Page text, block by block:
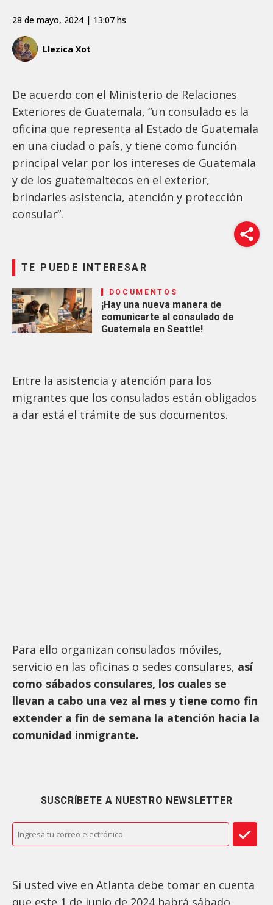
Llezica Xot
28 de mayo, 2024 | 13:07 hs
De acuerdo con el Ministerio de Relaciones
Exteriores de Guatemala, “un consulado es la
oficina que representa al Estado de Guatemala
en una ciudad o país, y tiene como función
principal velar por los intereses de Guatemala
y de los guatemaltecos en el exterior,
brindarles asistencia, atención y protección
consular”.
TE PUEDE INTERESAR
DOCUMENTOS
¡Hay una nueva manera de
comunicarte al consulado de
Guatemala en Seattle!
Entre la asistencia y atención para los
migrantes que los consulados están obligados
a dar está el trámite de sus documentos.
Para ello organizan consulados móviles,
servicio en las oficinas o sedes consulares, así
como sábados consulares, los cuales se
llevan a cabo una vez al mes y tiene como fin
extender a fin de semana la atención hacia la
comunidad inmigrante.
SUSCRÍBETE A NUESTRO NEWSLETTER
Si usted vive en Atlanta debe tomar en cuenta
que este 1 de junio de 2024 habrá sábado